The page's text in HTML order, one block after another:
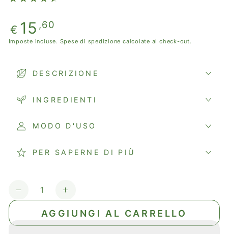
Prezzo
regolare
€ 15 ,60
Imposte incluse. Spese di spedizione calcolate al check-out.
DESCRIZIONE
INGREDIENTI
MODO D'USO
PER SAPERNE DI PIÙ
Quantità
Diminuisci
Aumenta
per
AGGIUNGI AL CARRELLO